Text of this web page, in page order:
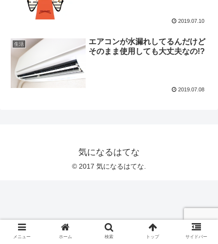
2019.07.10
生活
エアコンが水漏れしてるんだけど
そのまま使用しても大丈夫なの!?
2019.07.08
気になるはてな
© 2017 気になるはてな.
メニュー ホーム 検索 トップ サイドバー